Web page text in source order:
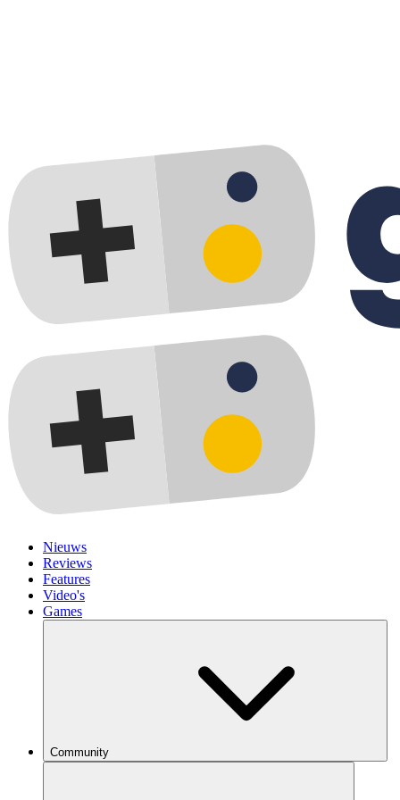
Nieuws
Reviews
Features
Video's
Games
Community